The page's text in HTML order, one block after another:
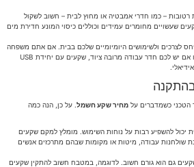
רטובות – כמו חדרי אמבטיה או מחוץ לבית – חשוב לשקול
שעשויים מחומרים עמידים וכוללים כיסוי המונע חדירת מים
לצרכים ולשימושים היומיומיים שלכם בבית. אם אתם משפחה
צעירה עם הרבה מכשירים לצעירים או אם יש לכם חדר עבודה מרובה ציוד, שקעים עם יחידת USB
בהתקנה
הטכני כשמדברים על מחיר שקע חשמל . על כן, הנה כמה
יכול להשפיע רבות על נוחות השימוש. מומלץ למקם שקעים
שולחנות עבודה, מיטות או מקומות שבהם מתרכזים אנשים
גם הוא גורם חשוב. לדוגמה, במטבח חשוב להתקין שקעים